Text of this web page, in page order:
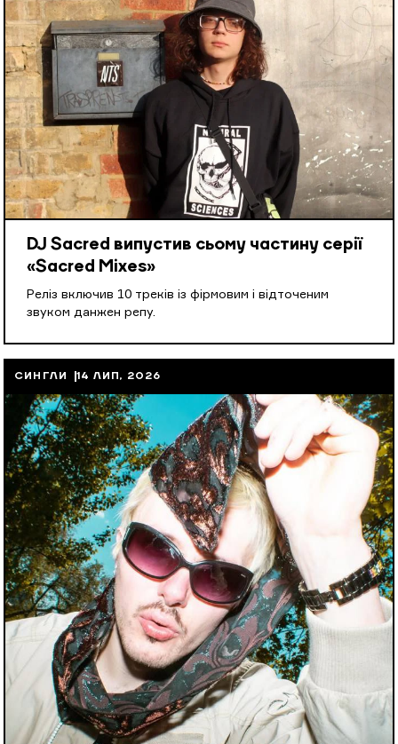
DJ Sacred випустив сьому частину серії
«Sacred Mixes»
Реліз включив 10 треків із фірмовим і відточеним
звуком данжен репу.
СИНГЛИ 14 ЛИП, 2026